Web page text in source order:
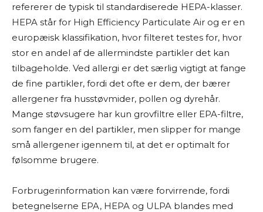
refererer de typisk til standardiserede HEPA-klasser.
HEPA står for High Efficiency Particulate Air og er en
europæisk klassifikation, hvor filteret testes for, hvor
stor en andel af de allermindste partikler det kan
tilbageholde. Ved allergi er det særlig vigtigt at fange
de fine partikler, fordi det ofte er dem, der bærer
allergener fra husstøvmider, pollen og dyrehår.
Mange støvsugere har kun grovfiltre eller EPA-filtre,
som fanger en del partikler, men slipper for mange
små allergener igennem til, at det er optimalt for
følsomme brugere.
Forbrugerinformation kan være forvirrende, fordi
betegnelserne EPA, HEPA og ULPA blandes med